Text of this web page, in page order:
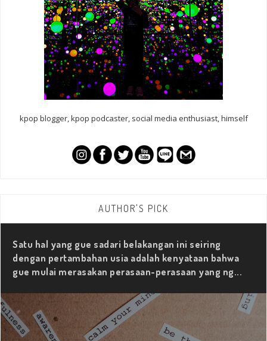
kpop blogger, kpop podcaster, social media enthusiast, himself
AUTHOR'S PICK
Satu hal yang gue sadari belakangan ini seiring
dengan pertambahan usia adalah kenyataan bahwa
gue mulai merasakan perasaan-perasaan yang ng...